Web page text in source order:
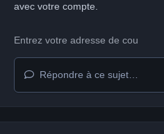
avec votre compte.
Répondre à ce sujet…